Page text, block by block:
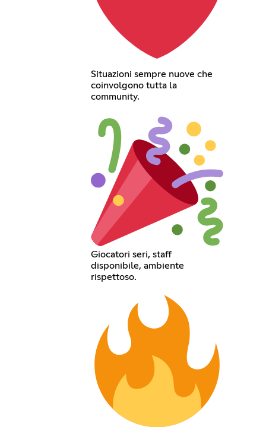
Situazioni sempre nuove che
coinvolgono tutta la
community.
Giocatori seri, staff
disponibile, ambiente
rispettoso.